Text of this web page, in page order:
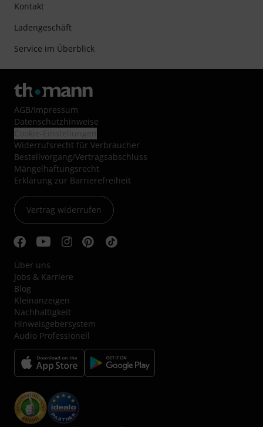
Kontakt
Ladengeschäft
Service im Überblick
AGB/Impressum
Datenschutzhinweise
Widerrufsrecht für Verbraucher
Bestellvorgang/Vertragsabschluss
Mängelhaftungsrecht
Erklärung zur Barrierefreiheit
Vertrag widerrufen
Über uns
Jobs & Karriere
Blog
Kleinanzeigen
Nachhaltigkeit
Hinweisgebersystem
Audio Professionell